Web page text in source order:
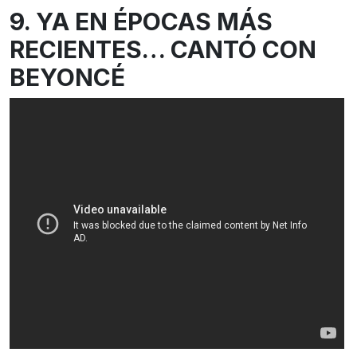
9. YA EN ÉPOCAS MÁS
RECIENTES… CANTÓ CON
BEYONCÉ